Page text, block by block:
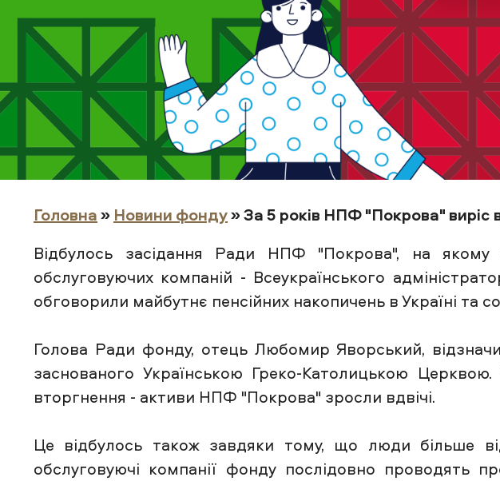
Головна» Новини фонду» За 5 років НПФ "Покрова" виріс
Відбулось засідання Ради НПФ "Покрова", на якому
обслуговуючих компаній - Всеукраїнського
обговорили майбутнє пенсійних накопичень в Україні та
Голова Ради фонду, отець Любомир Яворський,
заснованого Українською Греко-Католицькою
вторгнення - активи НПФ "Покрова" зросли вдвічі.
Це відбулось також завдяки тому, що люди більше
обслуговуючі компанії фонду послідовно проводять